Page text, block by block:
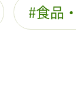
食品